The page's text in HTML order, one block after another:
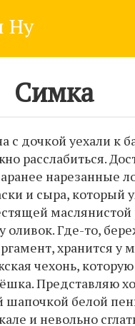
Ну
Симка
с дочкой уехали к
расслабиться.
нарезанные
и сыра, который
маслянистой
оливок. Где-то,
хранится у
чехонь,
Представляю
шапочкой белой
и невольно